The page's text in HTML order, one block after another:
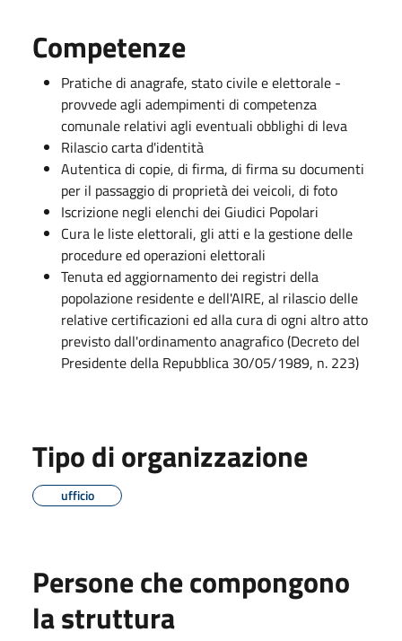
Competenze
Pratiche di anagrafe, stato civile e elettorale -
provvede agli adempimenti di competenza
comunale relativi agli eventuali obblighi di leva
Rilascio carta d'identità
Autentica di copie, di firma, di firma su documenti
per il passaggio di proprietà dei veicoli, di foto
Iscrizione negli elenchi dei Giudici Popolari
Cura le liste elettorali, gli atti e la gestione delle
procedure ed operazioni elettorali
Tenuta ed aggiornamento dei registri della
popolazione residente e dell'AIRE, al rilascio delle
relative certificazioni ed alla cura di ogni altro atto
previsto dall'ordinamento anagrafico (Decreto del
Presidente della Repubblica 30/05/1989, n. 223)
Tipo di organizzazione
ufficio
Persone che compongono
la struttura